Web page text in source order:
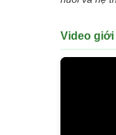
Video giới